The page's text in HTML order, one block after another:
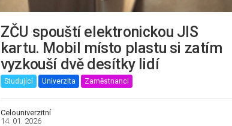
ZČU spouští elektronickou JIS
kartu. Mobil místo plastu si zatím
vyzkouší dvě desítky lidí
Studující Univerzita Zaměstnanci
Celouniverzitní
14. 01. 2026